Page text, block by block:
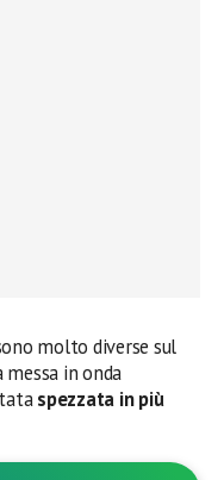
molto diverse sul
in onda
spezzata in più